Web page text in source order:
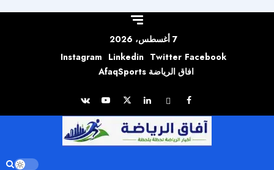
7 أغسطس، 2026
Facebook
Twitter
Linkedin
Instagram
افاق الرياضة AfaqSports